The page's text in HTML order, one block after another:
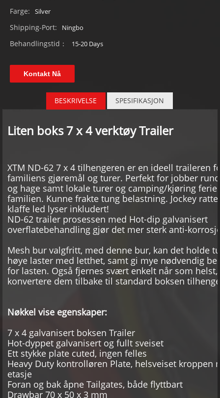
Farge: Silver
Shipping-Port: Ningbo
Behandlingstid： 15-20 Days
Kontakt Nå
BESKRIVELSE SPESIFIKASJON
Liten boks 7 x 4 verktøy Trailer
XTM ND-62 7 x 4 tilhengeren er en ideell traileren
familiens gjøremål og turer. Perfekt for jobber
og hage samt lokale turer og camping/kjøring ferie
familien. Kunne frakte tung belastning. Jockey
klaffe led lyser inkludert!
ND-62 trailer prosessen med Hot-dip galvanisert
overflatebehandling gjør det mer sterk anti-
Mesh bur valgfritt, med denne bur, kan det holde
høye laster med letthet, samt gi mye nødvendig
for lasten. Også fjernes svært enkelt når som helst,
konvertere dem tilbake til standard boksen
Nøkkel vise egenskaper:
7 x 4 galvanisert boksen Trailer
Hot-dyppet galvanisert og fullt sveiset
Ett stykke plate cuted, ingen felles
Heavy Duty kontrolløren Plate, helsveiset kroppen
etasje
Foran og bak åpne Tailgates, både flyttbart
Drawbar 70 x 50 x 3 mm